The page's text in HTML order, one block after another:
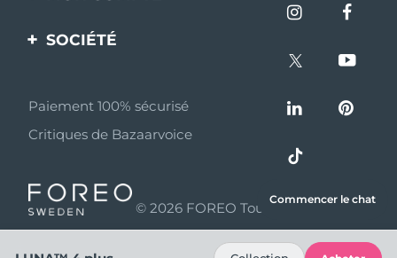
livraisons
Questions et réponses
Informations sur la
Enregistrement produit
SOCIÉTÉ
Programme d’affiliation
Nouvelles d'affiliation
Partenaires
distributeurs
Paiement 100% sécurisé
Critiques de Bazaarvoice
© 2026 FOREO Tous droits réservés
Commencer le chat